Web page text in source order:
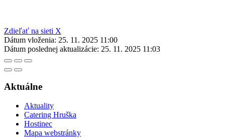
Zdieľať na sieti X
Dátum vloženia: 25. 11. 2025 11:00
Dátum poslednej aktualizácie: 25. 11. 2025 11:03
Aktuálne
Aktuality
Catering Hruška
Hostinec
Mapa webstránky